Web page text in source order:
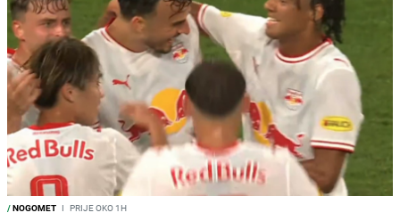
/NOGOMET I PRIJE OKO 1H